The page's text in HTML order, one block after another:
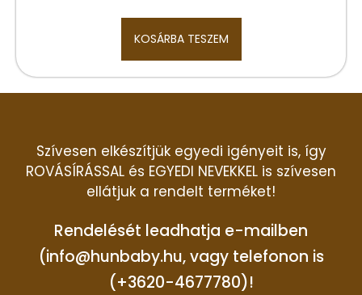
KOSÁRBA TESZEM
Szívesen elkészítjük egyedi igényeit is, így
ROVÁSÍRÁSSAL és EGYEDI NEVEKKEL is szívesen
ellátjuk a rendelt terméket!
Rendelését leadhatja e-mailben
(info@hunbaby.hu, vagy telefonon is
(+3620-4677780)!